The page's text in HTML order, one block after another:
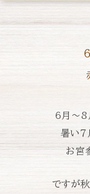
6月〜8
暑い７
お宮
ですが